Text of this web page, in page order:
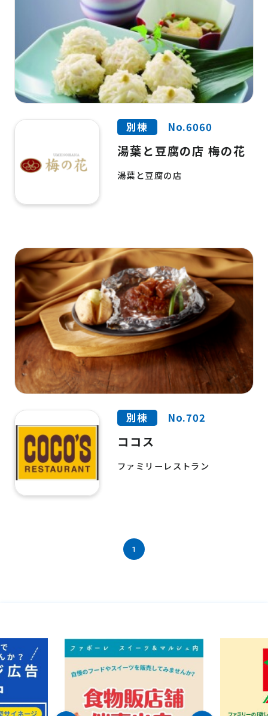
別棟 No.6060
湯葉と豆腐の店 梅の花
湯葉と豆腐の店
別棟 No.702
ココス
ファミリーレストラン
1